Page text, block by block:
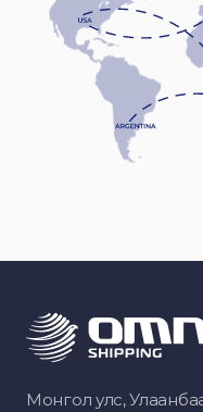
Монгол улс,